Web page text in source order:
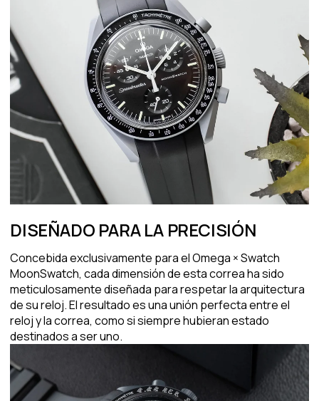
DISEÑADO PARA LA PRECISIÓN
Concebida exclusivamente para el Omega × Swatch
MoonSwatch, cada dimensión de esta correa ha sido
meticulosamente diseñada para respetar la arquitectura
de su reloj. El resultado es una unión perfecta entre el
reloj y la correa, como si siempre hubieran estado
destinados a ser uno.